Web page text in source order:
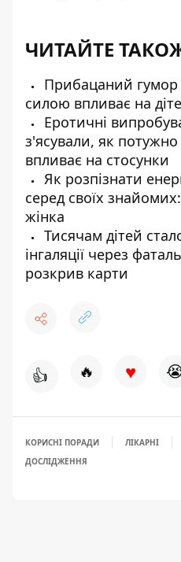
ЧИТАЙТЕ
Прибацаний гумор
силою впливає на
Еротичні
з'ясували, як
впливає на стосунки
Як розпізнати
серед своїх
жінка
Тисячам дітей
інгаляції через
розкрив карти
👍 🔥 ♥
КОРИСНІ ПОРАДИ ЛІКАРНІ
ДОСЛІДЖЕННЯ